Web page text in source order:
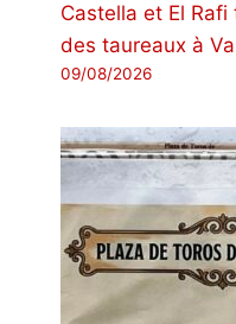
Castella et El
des taureaux à
09/08/2026